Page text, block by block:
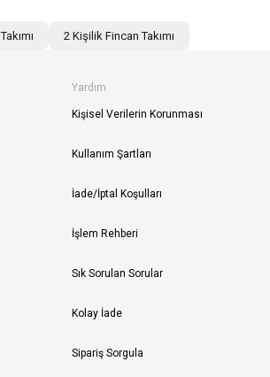
2 Kişilik Fincan Takımı
Yardım
Kişisel Verilerin Korunması
Kullanım Şartları
İade/İptal Koşulları
İşlem Rehberi
Sık Sorulan Sorular
Kolay İade
Sipariş Sorgula